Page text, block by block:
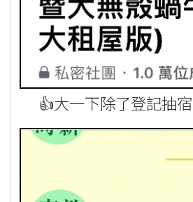
👍大一下除了登記抽